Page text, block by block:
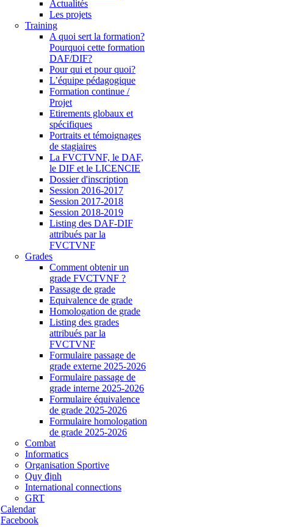
Actualités
Les projets
Training
A quoi sert la formation?
Pourquoi cette formation
DAF/DIF?
Pour qui et pour quoi?
L’équipe pédagogique
Formation continue /
Projet
Etirements globaux et
spécifiques
Portraits et témoignages
de stagiaires
La FVCTVNF, le DAF,
le DIF et le LICENCIE
Dossier d'inscription
Session 2016-2017
Session 2017-2018
Session 2018-2019
Listing des DAF-DIF
attribués par la
FVCTVNF
Grades
Comment obtenir un
grade FVCTVNF ?
Passage de grade
Equivalence de grade
Homologation de grade
Listing des grades
attribués par la
FVCTVNF
Formulaire passage de
grade externe 2025-2026
Formulaire passage de
grade interne 2025-2026
Formulaire équivalence
de grade 2025-2026
Formulaire homologation
de grade 2025-2026
Combat
Informatics
Organisation Sportive
Quy định
International connections
GRT
Calendar
Facebook